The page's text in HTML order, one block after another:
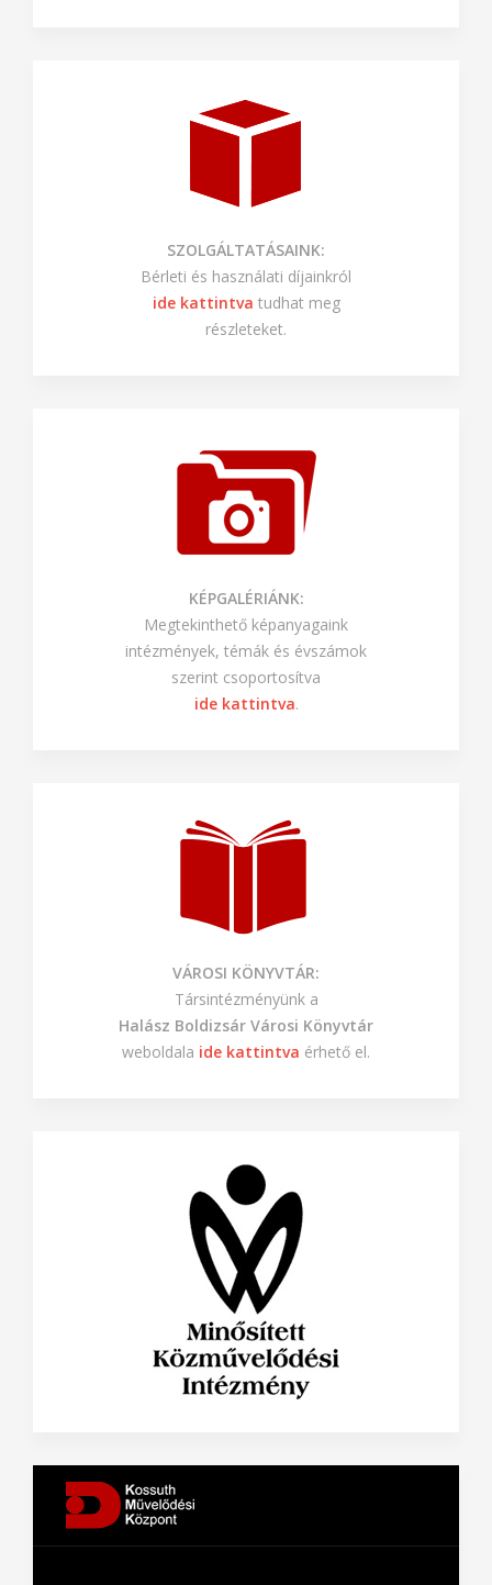
SZOLGÁLTATÁSAINK:
Bérleti és használati díjainkról
ide kattintva tudhat meg
részleteket.
KÉPGALÉRIÁNK:
Megtekinthető képanyagaink
intézmények, témák és évszámok
szerint csoportosítva
ide kattintva.
VÁROSI KÖNYVTÁR:
Társintézményünk a
Halász Boldizsár Városi Könyvtár
weboldala ide kattintva érhető el.